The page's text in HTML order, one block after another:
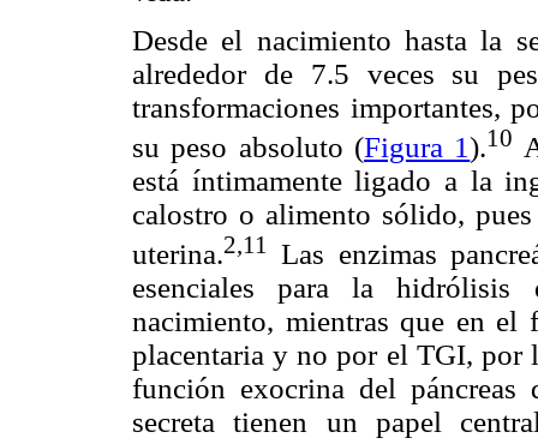
Desde el nacimiento hasta la
alrededor de 7.5 veces su
transformaciones importantes,
su peso absoluto (Figura 1).10
está íntimamente ligado a la
calostro o alimento sólido,
uterina.2,11
Las enzimas
esenciales para la hidrólisis
nacimiento, mientras que en el
placentaria y no por el TGI, por
función exocrina del páncreas
secreta tienen un papel